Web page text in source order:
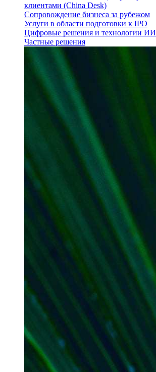
клиентами (China Desk)
Сопровождение бизнеса за рубежом
Услуги в области подготовки к IPO
Цифровые решения и технологии ИИ
Частные решения